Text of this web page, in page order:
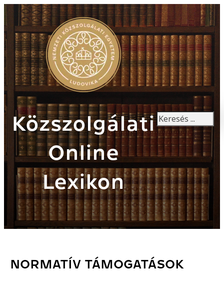
Közszolgálati
Online
Lexikon
Keresés
NORMATÍV TÁMOGATÁSOK